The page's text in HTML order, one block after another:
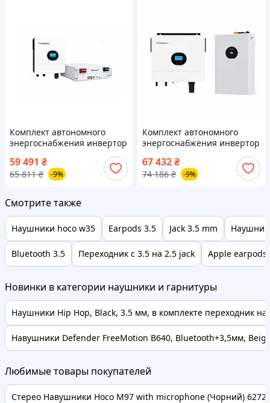
Комплект автономного
энергоснабжения инвертор
Growatt SPF 6000 ES Plus 6
кВт + аккумулятор Growatt
HOPE 5.0L-B1 5.12 кВт·ч
59 491 ₴
65 811 ₴ -9%
Комплект автономного
энергоснабжения инвертор
Growatt SPF 6000 ES Plus 6
кВт + батарея Deye SE-F5
Pro-C 5.12 кВт·ч White
67 432₴
74 186 ₴ -9%
Смотрите также
Наушники hoco w35 Earpods 3.5 Jack 3.5 mm
Bluetooth 3.5 Переходник с 3.5 на 2.5 jack Apple
Новинки в категории наушники и гарнитуры
Наушники Hip Hop, Black, 3.5 мм, в комплекте переходник на
Навушники Defender FreeMotion B640, Bluetooth+3,5мм,
Любимые товары покупателей
Стерео Навушники Hoco M97 with microphone (Чорний)